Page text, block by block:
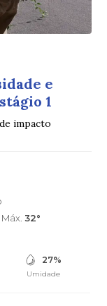
e
1
impacto
Máx. 32°
27%
Umidade